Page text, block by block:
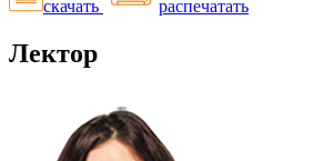
скачать распечатать
Лектор